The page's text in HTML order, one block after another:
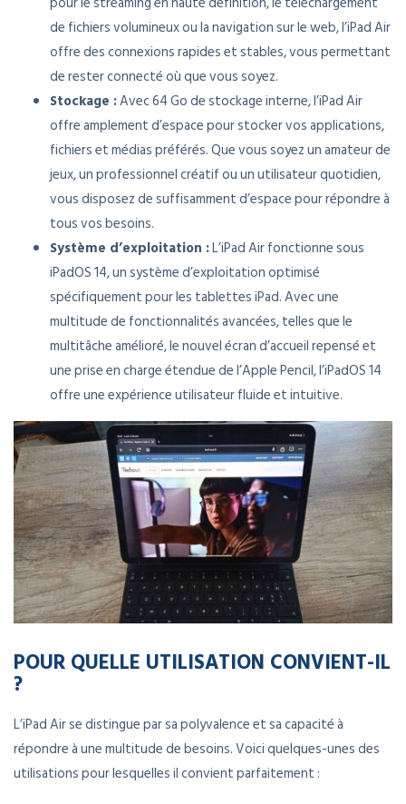
de fichiers volumineux ou la navigation sur le web, l’iPad Air
offre des connexions rapides et stables, vous permettant
de rester connecté où que vous soyez.
Stockage :Avec 64 Go de stockage interne, l’iPad Air
offre amplement d’espace pour stocker vos applications,
fichiers et médias préférés. Que vous soyez un amateur de
jeux, un professionnel créatif ou un utilisateur quotidien,
vous disposez de suffisamment d’espace pour répondre à
tous vos besoins.
Système d’exploitation :L’iPad Air fonctionne sous
iPadOS 14, un système d’exploitation optimisé
spécifiquement pour les tablettes iPad. Avec une
multitude de fonctionnalités avancées, telles que le
multitâche amélioré, le nouvel écran d’accueil repensé et
une prise en charge étendue de l’Apple Pencil, l’iPadOS 14
offre une expérience utilisateur fluide et intuitive.
POUR QUELLE UTILISATION CONVIENT-IL
?
L’iPad Air se distingue par sa polyvalence et sa capacité à
répondre à une multitude de besoins. Voici quelques-unes des
utilisations pour lesquelles il convient parfaitement :